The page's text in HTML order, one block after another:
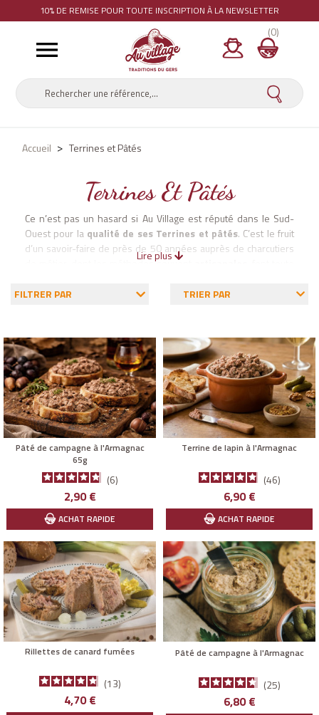
10% DE REMISE POUR TOUTE INSCRIPTION À LA NEWSLETTER

(0)
Accueil Terrines et Pâtés
Terrines Et Pâtés
Ce n’est pas un hasard si Au Village est réputé dans le Sud-
Ouest pour la qualité de ses Terrines et pâtés. C’est le fruit
d’un savoir-faire de près de 50 années auprès de charcutiers
de métier, dont les méthodes souvent
recettes, vous avez la certitude de toujours trouver la terrine
belle région du Sud-Ouest.
Lire plus
FILTRER PAR TRIER PAR
Pâté de campagne à l'Armagnac
65g
6
Prix
2,90 €
ACHAT RAPIDE
Terrine de lapin à l'Armagnac
46
Prix
6,90 €
ACHAT RAPIDE
Rillettes de canard fumées
13
Prix
4,70 €
Pâté de campagne à l'Armagnac
25
Prix
6,80 €